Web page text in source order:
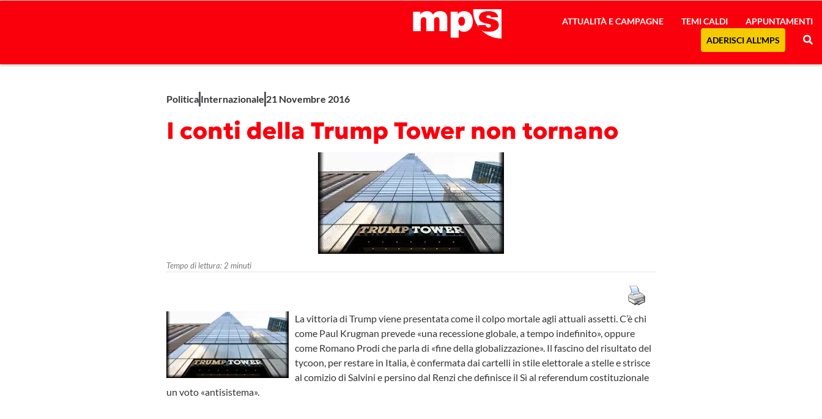
ATTUALITÀ E CAMPAGNE TEMI CALDI
APPUNTAMENTI
ADERISCI ALL'MPS
Politica Internazionale 21 Novembre 2016
I conti della Trump Tower non tornano
Tempo di lettura: 2 minuti
La vittoria di Trump viene presentata come il colpo mortale agli attuali assetti. C’è chi
come Paul Krugman prevede «una recessione globale, a tempo indefinito», oppure
come Romano Prodi che parla di «fine della globalizzazione». Il fascino del risultato del
tycoon, per restare in Italia, è confermata dai cartelli in stile elettorale a stelle e strisce
al comizio di Salvini e persino dal Renzi che definisce il Sì al referendum costituzionale
un voto «antisistema».